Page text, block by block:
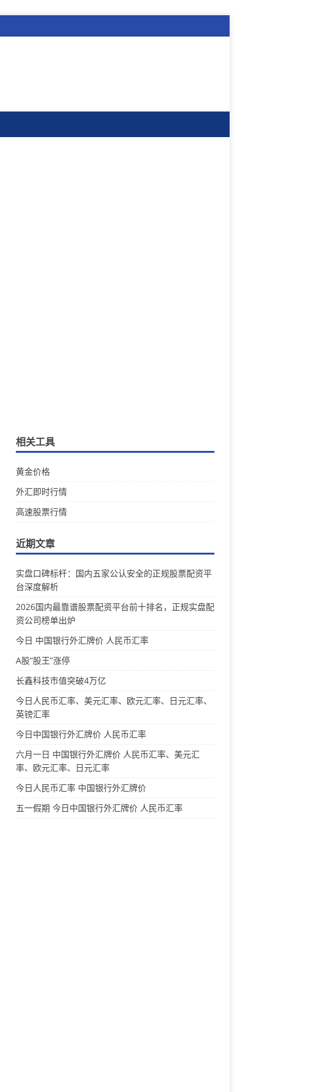
相关工具
黄金价格
外汇即时行情
高速股票行情
近期文章
实盘口碑标杆：国内五家公认安全的正规股票配资平
台深度解析
2026国内最靠谱股票配资平台前十排名，正规实盘配
资公司榜单出炉
今日 中国银行外汇牌价 人民币汇率
A股“股王”涨停
长鑫科技市值突破4万亿
今日人民币汇率、美元汇率、欧元汇率、日元汇率、
英镑汇率
今日中国银行外汇牌价 人民币汇率
六月一日 中国银行外汇牌价 人民币汇率、美元汇
率、欧元汇率、日元汇率
今日人民币汇率 中国银行外汇牌价
五一假期 今日中国银行外汇牌价 人民币汇率